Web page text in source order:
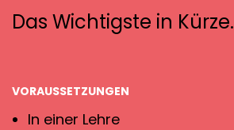
Das Wichtigste in Kürze.
VORAUSSETZUNGEN
In einer Lehre